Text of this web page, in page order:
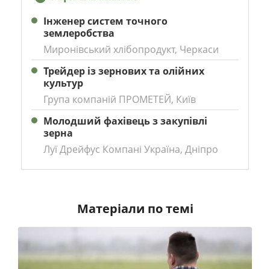
Інженер систем точного
землеробства
Миронівський хлібопродукт, Черкаси
Трейдер із зернових та олійних
культур
Група компаній ПРОМЕТЕЙ, Київ
Молодший фахівець з закупівлі
зерна
Луї Дрейфус Компані Україна, Дніпро
Матеріали по темі